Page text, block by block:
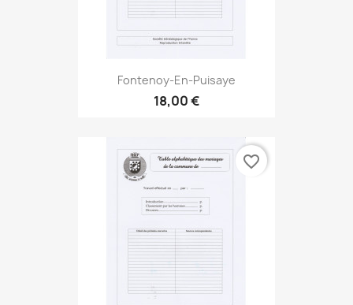
Fontenoy-En-Puisaye
18,00 €
favorite_border